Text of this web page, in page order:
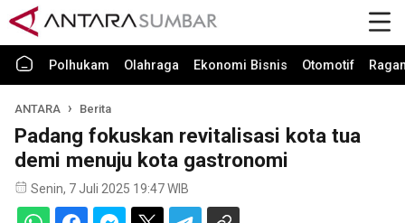
Polhukam Olahraga Ekonomi Bisnis Otomotif
ANTARA Berita
Padang fokuskan revitalisasi kota tua
demi menuju kota gastronomi
Senin, 7 Juli 2025 19:47 WIB